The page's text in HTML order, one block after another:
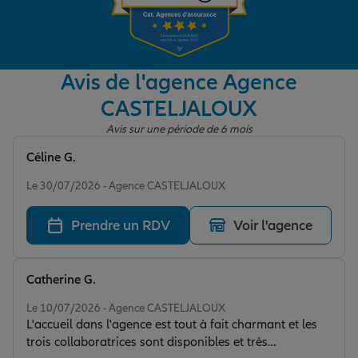
Garantie des accidents de la vie
Assurance scolaire
Retraite
Tous nos devis d'assurance
Avis de l'agence Agence
CASTELJALOUX
Avis sur une période de 6 mois
Le 30/07/2026 - Agence CASTELJALOUX
Céline G.
Prendre un RDV Voir l'agence
Le 10/07/2026 - Agence CASTELJALOUX
L'accueil dans l'agence est tout à fait charmant et les
trois collaboratrices sont disponibles et très
Catherine G.